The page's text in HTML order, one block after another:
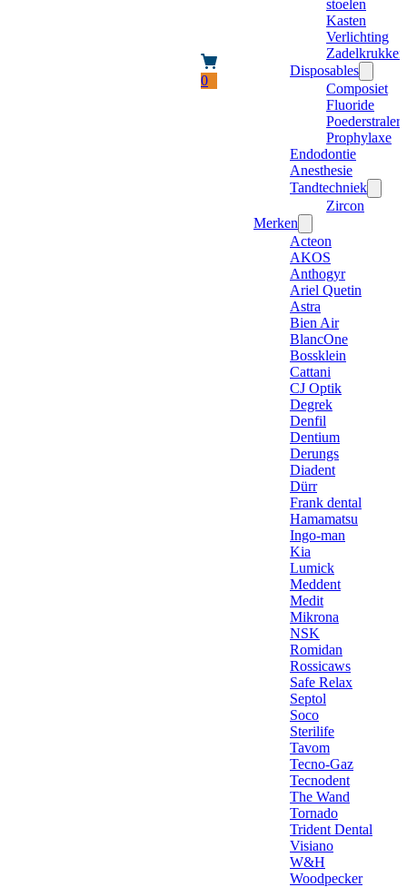
0
stoelen
Kasten
Verlichting
Zadelkrukken
Disposables
Composiet
Fluoride
Poederstraler
Prophylaxe
Endodontie
Anesthesie
Tandtechniek
Zircon
Merken
Acteon
AKOS
Anthogyr
Ariel Quetin
Astra
Bien Air
BlancOne
Bossklein
Cattani
CJ Optik
Degrek
Denfil
Dentium
Derungs
Diadent
Dürr
Frank dental
Hamamatsu
Ingo-man
Kia
Lumick
Meddent
Medit
Mikrona
NSK
Romidan
Rossicaws
Safe Relax
Septol
Soco
Sterilife
Tavom
Tecno-Gaz
Tecnodent
The Wand
Tornado
Trident Dental
Visiano
W&H
Woodpecker